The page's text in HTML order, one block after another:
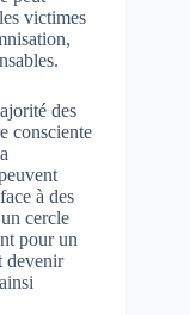
victimes
des
consciente
à des
cercle
pour un
devenir